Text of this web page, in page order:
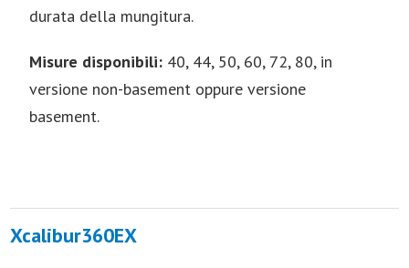
durata della mungitura.
Misure disponibili: 40, 44, 50, 60, 72, 80, in
versione non-basement oppure versione
basement.
Xcalibur360EX